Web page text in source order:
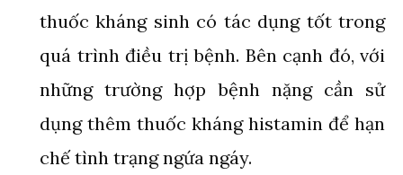
thuốc kháng sinh có tác dụng tốt trong
quá trình điều trị bệnh. Bên cạnh đó, với
những trường hợp bệnh nặng cần sử
dụng thêm thuốc kháng histamin để hạn
chế tình trạng ngứa ngáy.